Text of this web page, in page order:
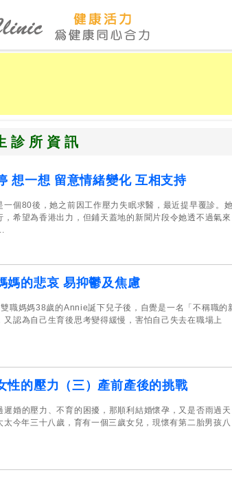
診所資訊
想一想 留意情緒變化 互相支持
一個80後，她之前因工作壓力失眠求醫，最近提早覆診。
，希望為香港出力，但鋪天蓋地的新聞片段令她透不過氣來
媽的悲哀 易抑鬱及焦慮
職媽媽38歲的Annie誕下兒子後，自覺是一名「不稱職的
又認為自己生育後思考變得緩慢，害怕自己失去在職場上
性的壓力（三）產前產後的挑戰
遲婚的壓力、不育的困擾，那順利結婚懷孕，又是否雨過天
太今年三十八歲，育有一個三歲女兒，現懷有第二胎男孩八